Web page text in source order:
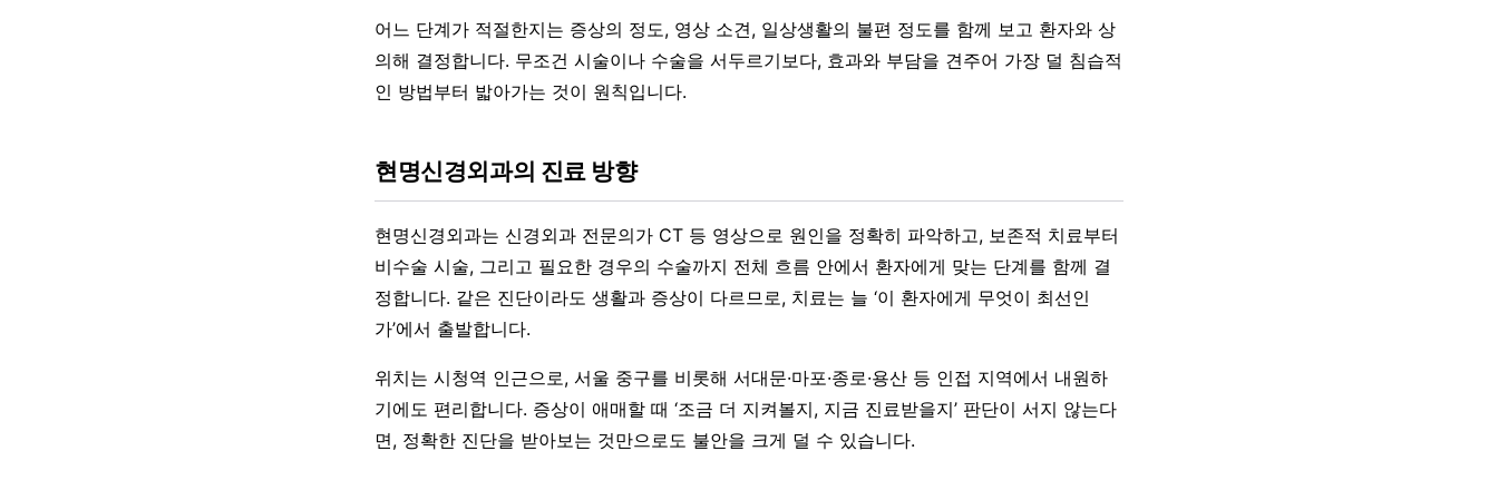
어느 단계가 적절한지는 증상의 정도, 영상 소견, 일상생활의 불편 정도를 함께 보고 환자와 상
의해 결정합니다. 무조건 시술이나 수술을 서두르기보다, 효과와 부담을 견주어 가장 덜 침습적
인 방법부터 밟아가는 것이 원칙입니다.
현명신경외과의 진료 방향
현명신경외과는 신경외과 전문의가 CT 등 영상으로 원인을 정확히 파악하고, 보존적 치료부터
비수술 시술, 그리고 필요한 경우의 수술까지 전체 흐름 안에서 환자에게 맞는 단계를 함께 결
정합니다. 같은 진단이라도 생활과 증상이 다르므로, 치료는 늘 ‘이 환자에게 무엇이 최선인
가’에서 출발합니다.
위치는 시청역 인근으로, 서울 중구를 비롯해 서대문·마포·종로·용산 등 인접 지역에서 내원하
기에도 편리합니다. 증상이 애매할 때 ‘조금 더 지켜볼지, 지금 진료받을지’ 판단이 서지 않는다
면, 정확한 진단을 받아보는 것만으로도 불안을 크게 덜 수 있습니다.